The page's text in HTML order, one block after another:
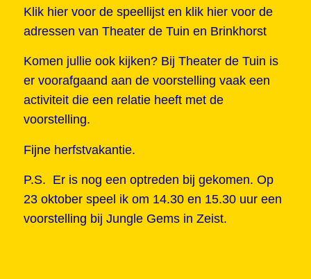
Klik hier voor de speellijsten klik hier voor de
adressen van Theater de Tuin en Brinkhorst
Komen jullie ook kijken? Bij Theater de Tuin is
er voorafgaand aan de voorstelling vaak een
activiteit die een relatie heeft met de
voorstelling.
Fijne herfstvakantie.
P.S. Er is nog een optreden bij gekomen. Op
23 oktober speel ik om 14.30 en 15.30 uur een
voorstelling bij Jungle Gems in Zeist.